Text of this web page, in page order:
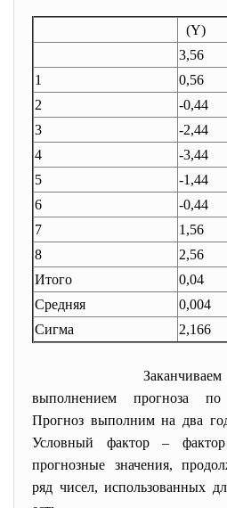
(Y)
3,56
1
0,56
2
-0,44
3
-2,44
4
-3,44
5
-1,44
6
-0,44
7
1,56
8
2,56
Итого
0,04
Средняя
0,004
Сигма
2,166
выполнением прогноза
Прогноз выполним на два
Условный фактор –
прогнозные значения,
ряд чисел, использованных